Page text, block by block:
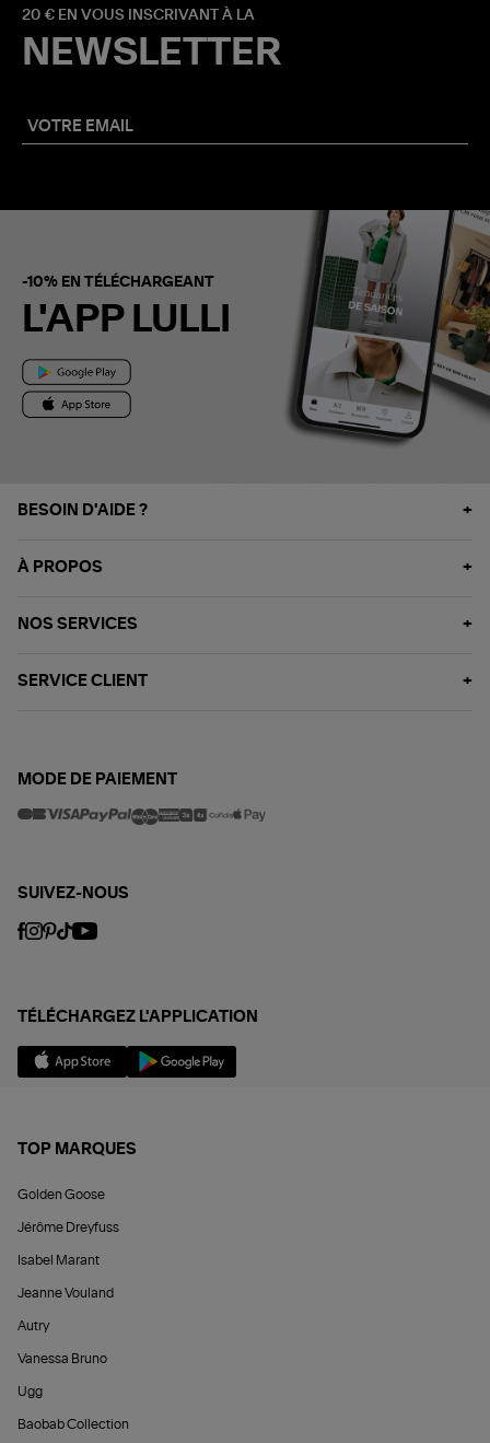
20 € EN VOUS INSCRIVANT À LA
NEWSLETTER
-10% EN TÉLÉCHARGEANT
L'APP LULLI
BESOIN D'AIDE ?
À PROPOS
NOS SERVICES
SERVICE CLIENT
MODE DE PAIEMENT
SUIVEZ-NOUS
TÉLÉCHARGEZ L'APPLICATION
TOP MARQUES
Golden Goose
Jérôme Dreyfuss
Isabel Marant
Jeanne Vouland
Autry
Vanessa Bruno
Ugg
Baobab Collection